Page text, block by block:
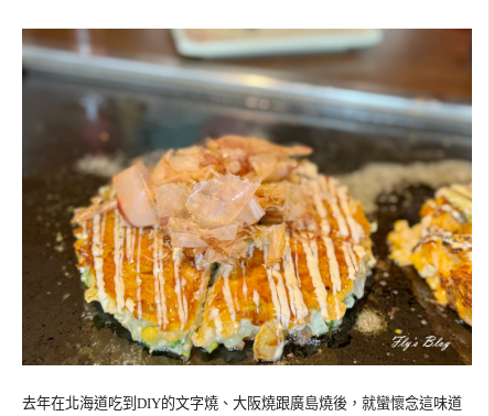
去年在北海道吃到DIY的文字燒、大阪燒跟廣島燒後，就蠻懷念這味道